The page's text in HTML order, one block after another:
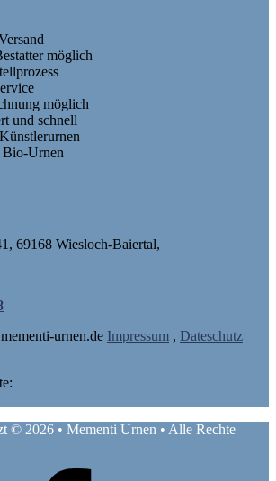
möglich
möglich
und schnell
Urnen
69168 Wiesloch-Baiertal,
urnen.de Impressum , Dateschutz
© 2026 • Mementi Urnen • Alle Rechte